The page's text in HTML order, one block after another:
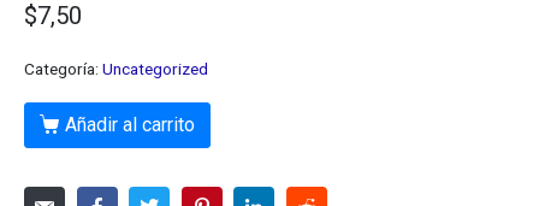
$7,50
Categoría: Uncategorized
Añadir al carrito